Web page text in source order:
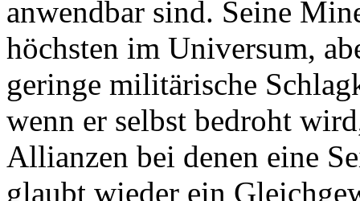
anwendbar sind. Seine
höchsten im Universum,
geringe militärische
wenn er selbst bedroht
Allianzen bei denen eine
glaubt wieder ein